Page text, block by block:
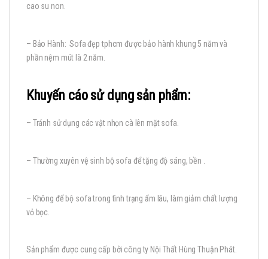
cao su non.
– Bảo Hành: Sofa đẹp tphcm được bảo hành khung 5 năm và
phần nệm mút là 2 năm.
Khuyến cáo sử dụng sản phẩm:
– Tránh sử dụng các vật nhọn cà lên mặt sofa.
– Thường xuyên vệ sinh bộ sofa để tặng độ sáng, bền .
– Không để bộ sofa trong tình trạng ẩm lâu, làm giảm chất lượng
vỏ bọc.
Sản phẩm được cung cấp bởi công ty Nội Thất Hùng Thuận Phát.